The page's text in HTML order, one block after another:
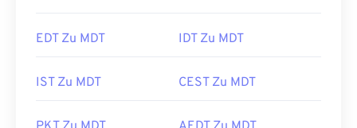
EDT Zu MDT IDT Zu MDT
IST Zu MDT CEST Zu MDT